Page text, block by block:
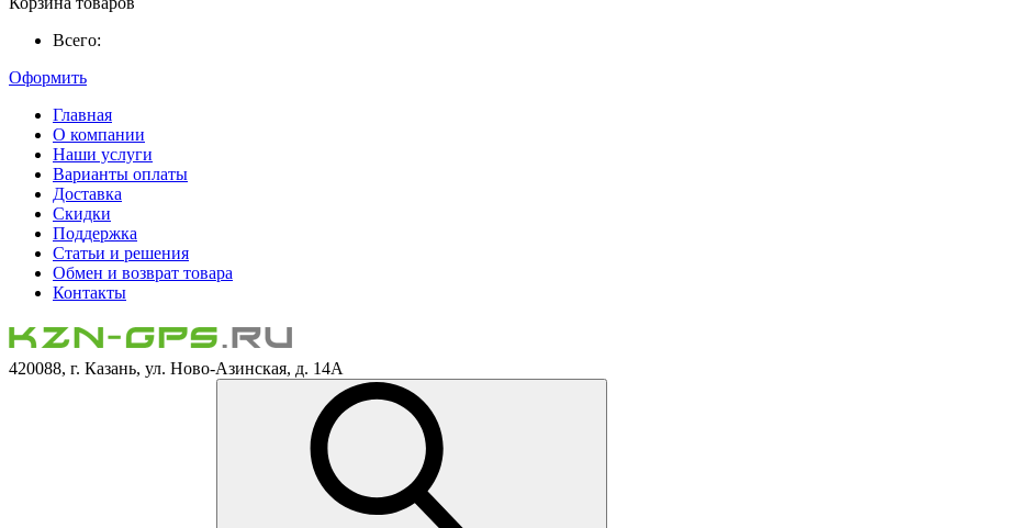
Всего:
Оформить
Главная
О компании
Наши услуги
Варианты оплаты
Доставка
Скидки
Поддержка
Статьи и решения
Обмен и возврат товара
Контакты
420088, г. Казань, ул. Ново-Азинская, д. 14А